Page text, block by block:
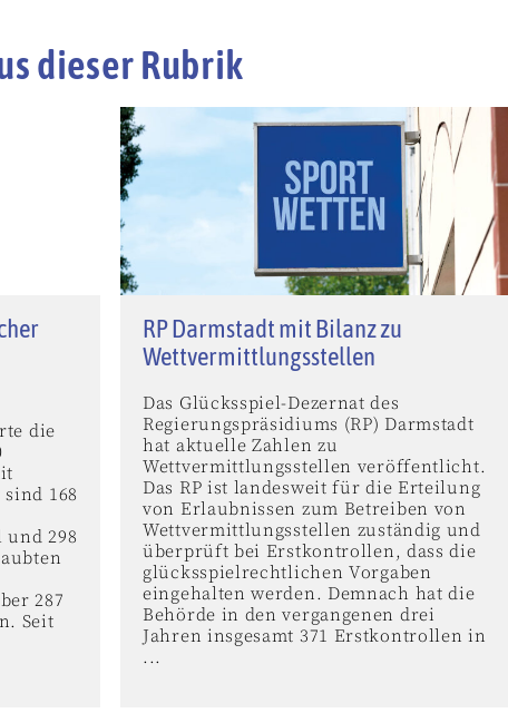
dieser Rubrik
die
168
298
287
Seit
RP Darmstadt mit Bilanz zu
Wettvermittlungsstellen
Das Glücksspiel-Dezernat des
Regierungspräsidiums (RP) Darmstadt
hat aktuelle Zahlen zu
Wettvermittlungsstellen veröffentlicht.
Das RP ist landesweit für die Erteilung
von Erlaubnissen zum Betreiben von
Wettvermittlungsstellen zuständig und
überprüft bei Erstkontrollen, dass die
glücksspielrechtlichen Vorgaben
eingehalten werden. Demnach hat die
Behörde in den vergangenen drei
Jahren insgesamt 371 Erstkontrollen in
...